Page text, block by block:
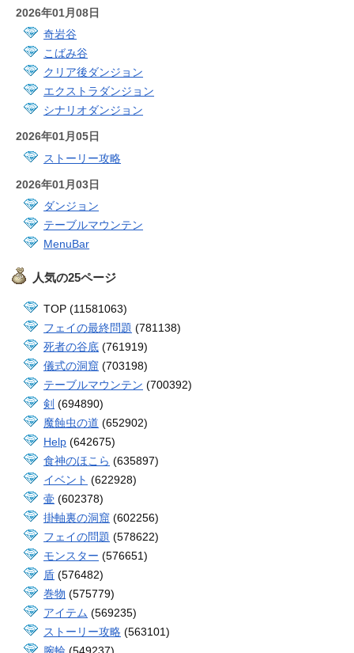
2026年01月08日
奇岩谷
こばみ谷
クリア後ダンジョン
エクストラダンジョン
シナリオダンジョン
2026年01月05日
ストーリー攻略
2026年01月03日
ダンジョン
テーブルマウンテン
MenuBar
人気の25ページ
TOP (11581063)
フェイの最終問題 (781138)
死者の谷底 (761919)
儀式の洞窟 (703198)
テーブルマウンテン (700392)
剣 (694890)
魔蝕虫の道 (652902)
Help (642675)
食神のほこら (635897)
イベント (622928)
壷 (602378)
掛軸裏の洞窟 (602256)
フェイの問題 (578622)
モンスター (576651)
盾 (576482)
巻物 (575779)
アイテム (569235)
ストーリー攻略 (563101)